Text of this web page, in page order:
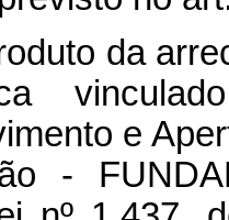
da
e
-